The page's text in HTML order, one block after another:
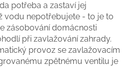
potřeba a zastaví jej
vodu nepotřebujete - to je to
zásobování domácnosti
při zavlažování zahrady.
provoz se zavlažovacím
zpětnému ventilu je